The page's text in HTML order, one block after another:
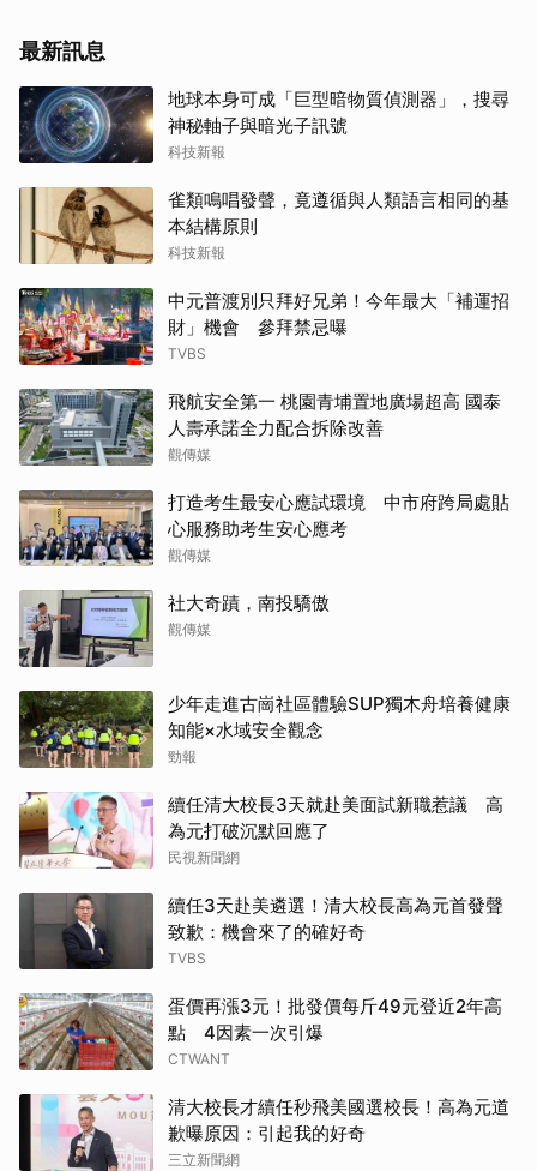
最新訊息
地球本身可成「巨型暗物質偵測器」，搜尋
神秘軸子與暗光子訊號
科技新報
雀類鳴唱發聲，竟遵循與人類語言相同的基
本結構原則
科技新報
中元普渡別只拜好兄弟！今年最大「補運招
財」機會 參拜禁忌曝
TVBS
飛航安全第一 桃園青埔置地廣場超高 國泰
人壽承諾全力配合拆除改善
觀傳媒
打造考生最安心應試環境 中市府跨局處貼
心服務助考生安心應考
觀傳媒
社大奇蹟，南投驕傲
觀傳媒
少年走進古崗社區體驗SUP獨木舟培養健康
知能×水域安全觀念
勁報
續任清大校長3天就赴美面試新職惹議 高
為元打破沉默回應了
民視新聞網
續任3天赴美遴選！清大校長高為元首發聲
致歉：機會來了的確好奇
TVBS
蛋價再漲3元！批發價每斤49元登近2年高
點 4因素一次引爆
CTWANT
清大校長才續任秒飛美國選校長！高為元道
歉曝原因：引起我的好奇
三立新聞網